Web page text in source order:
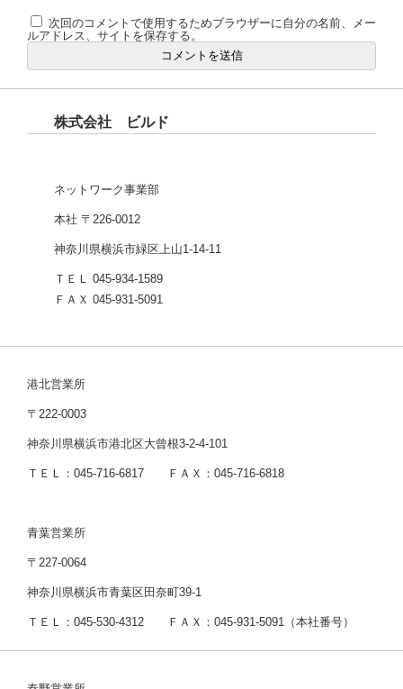
次回のコメントで使用するためブラウザーに自分の名前、メー
ルアドレス、サイトを保存する。
株式会社 ビルド
ネットワーク事業部
本社 〒226-0012
神奈川県横浜市緑区上山1-14-11
ＴＥＬ 045-934-1589
ＦＡＸ 045-931-5091
港北営業所
〒222-0003
神奈川県横浜市港北区大曾根3-2-4-101
ＴＥＬ：045-716-6817 ＦＡＸ：045-716-6818
青葉営業所
〒227-0064
神奈川県横浜市青葉区田奈町39-1
ＴＥＬ：045-530-4312 ＦＡＸ：045-931-5091（本社番号）